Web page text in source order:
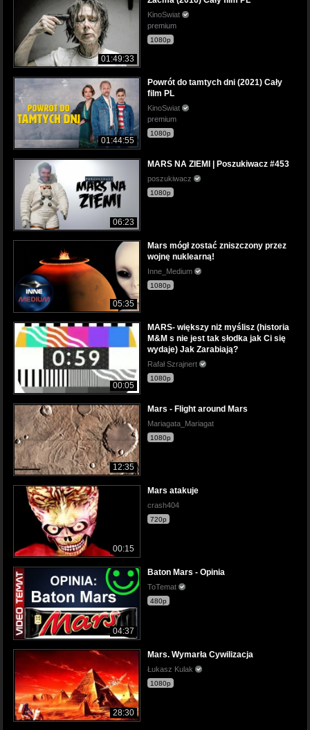
01:49:33
KinoSwiat
premium
1080p
01:44:55
Powrót do tamtych dni (2021) Cały
film PL
KinoSwiat
premium
1080p
06:23
MARS NA ZIEMI | Poszukiwacz #453
poszukiwacz
1080p
05:35
Mars mógł zostać zniszczony przez
wojnę nuklearną!
Inne_Medium
1080p
00:05
MARS- większy niż myślisz (historia
M&M s nie jest tak słodka jak Ci się
wydaje) Jak Zarabiają?
Rafał Szrajnert
1080p
12:35
Mars - Flight around Mars
Mariagata_Mariagat
1080p
00:15
Mars atakuje
crash404
720p
04:37
Baton Mars - Opinia
ToTemat
480p
28:30
Mars. Wymarła Cywilizacja
Łukasz Kulak
1080p